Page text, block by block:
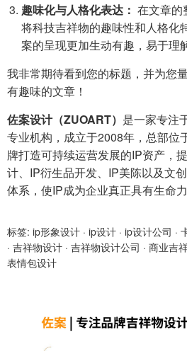
趣味化与人格化表达： 在文章的
将科技吉祥物的趣味性和人格化
案的呈现更加生动有趣，易于理
我非常期待看到您的标题，并为您
有趣味的文章！
佐案设计（ZUOART） 是一家专注
专业机构，成立于2008年，总部位
牌打造可持续运营发展的IP资产，
计、IP衍生品开发、IP美陈以及文
体系，使IP成为企业真正具有生命
标签: ip形象设计 · ip设计 · ip设计公司 ·
· 吉祥物设计 · 吉祥物设计公司 · 商业吉
表情包设计